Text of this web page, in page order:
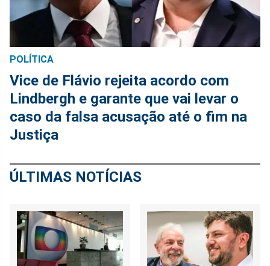
POLÍTICA
Vice de Flávio rejeita acordo com
Lindbergh e garante que vai levar o
caso da falsa acusação até o fim na
Justiça
ÚLTIMAS NOTÍCIAS